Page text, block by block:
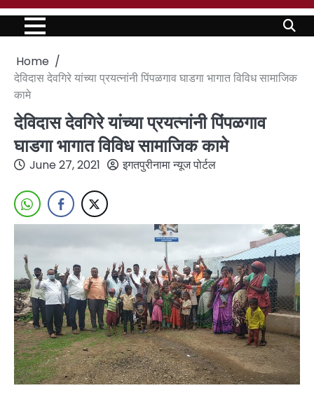
Home
देविदास देवगिरे यांच्या प्रयत्नांनी पिंपळगाव घाडगा भागात विविध सामाजिक
कामे
देविदास देवगिरे यांच्या प्रयत्नांनी पिंपळगाव
घाडगा भागात विविध सामाजिक कामे
June 27, 2021 इगतपुरीनामा न्यूज पोर्टल